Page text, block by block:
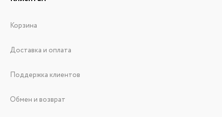
Корзина
Доставка и оплата
Поддержка клиентов
Обмен и возврат